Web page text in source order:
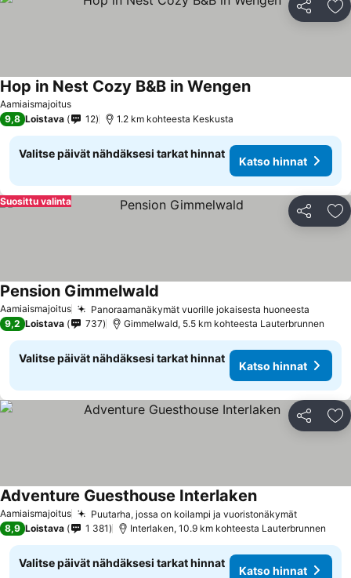
Jaa
Aamiaismajoitus
Hop in Nest Cozy B&B in Wengen
9,8 Loistava 12 1.2 km kohteesta Keskusta
Valitse päivät nähdäksesi tarkat hinnat
Katso hinnat
Jaa
Suosittu valinta
Aamiaismajoitus Panoraamanäkymät vuorille jokaisesta huoneesta
Pension Gimmelwald
9,2 Loistava 737 Gimmelwald, 5.5 km kohteesta Lauterbrunnen
Valitse päivät nähdäksesi tarkat hinnat
Katso hinnat
Jaa
Aamiaismajoitus Puutarha, jossa on koilampi ja vuoristonäkymät
Adventure Guesthouse Interlaken
8,9 Loistava 1 381 Interlaken, 10.9 km kohteesta Lauterbrunnen
Valitse päivät nähdäksesi tarkat hinnat
Katso hinnat